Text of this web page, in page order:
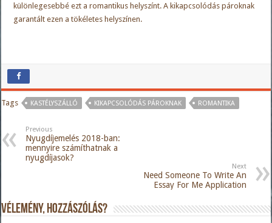
különlegesebbé ezt a romantikus helyszínt. A kikapcsolódás pároknak
garantált ezen a tökéletes helyszínen.
Tags KASTÉLYSZÁLLÓ KIKAPCSOLÓDÁS PÁROKNAK ROMANTIKA
Previous
Nyugdíjemelés 2018-ban:
mennyire számíthatnak a
nyugdíjasok?
Next
Need Someone To Write An
Essay For Me Application
Vélemény, hozzászólás?